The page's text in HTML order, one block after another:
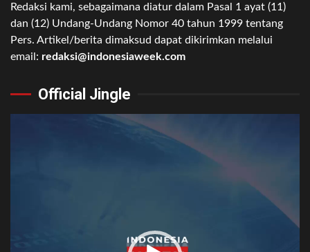
Redaksi kami, sebagaimana diatur dalam Pasal 1 ayat (11)
dan (12) Undang-Undang Nomor 40 tahun 1999 tentang
Pers. Artikel/berita dimaksud dapat dikirimkan melalui
email: redaksi@indonesiaweek.com
Official Jingle